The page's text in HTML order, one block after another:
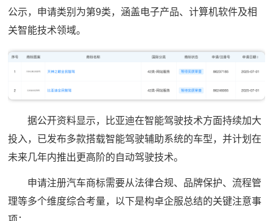
公示，申请类别为第9类，涵盖电子产品、计算机软件及相
关智能技术领域。
据公开资料显示，比亚迪在智能驾驶技术方面持续加大
投入，已发布多款搭载智能驾驶辅助系统的车型，并计划在
未来几年内推出更高阶的自动驾驶技术。
申请注册汽车商标需要从法律合规、品牌保护、流程管
理等多个维度综合考量，以下是构卓企服总结的关键注意事